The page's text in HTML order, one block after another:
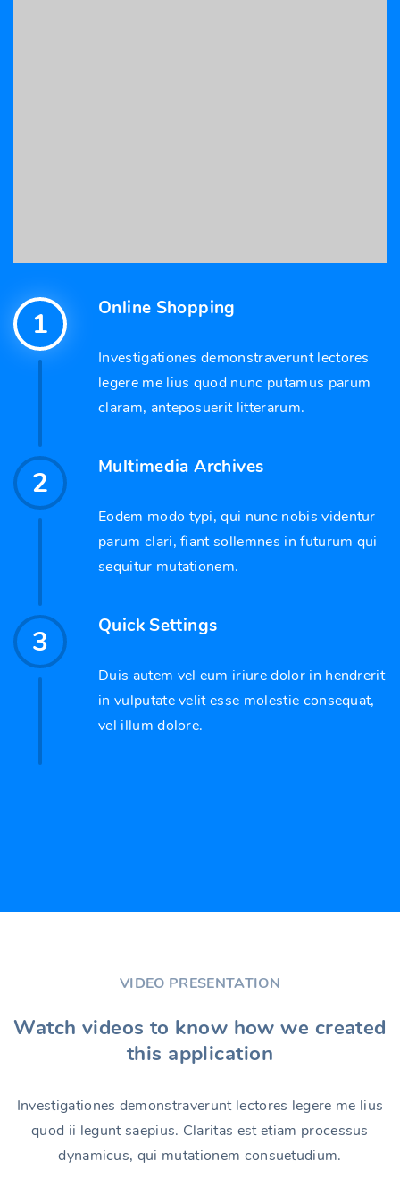
1 Online Shopping
Investigationes demonstraverunt lectores
legere me lius quod nunc putamus parum
claram, anteposuerit litterarum.
2 Multimedia Archives
Eodem modo typi, qui nunc nobis videntur
parum clari, fiant sollemnes in futurum qui
sequitur mutationem.
3 Quick Settings
Duis autem vel eum iriure dolor in hendrerit
in vulputate velit esse molestie consequat,
vel illum dolore.
VIDEO PRESENTATION
Watch videos to know how we created
this application
Investigationes demonstraverunt lectores legere me lius
quod ii legunt saepius. Claritas est etiam processus
dynamicus, qui mutationem consuetudium.